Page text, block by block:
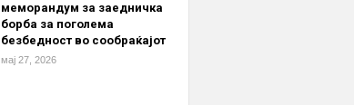
меморандум за заедничка
борба за поголема
безбедност во сообраќајот
мај 27, 2026